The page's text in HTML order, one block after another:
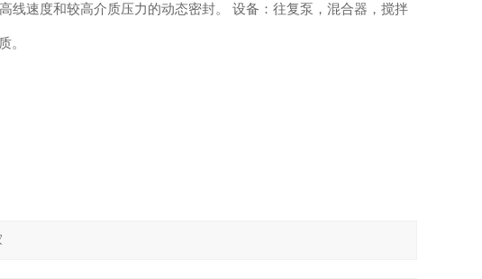
线速度和较高介质压力的动态密封。 设备：往复泵，混合器，搅拌
。